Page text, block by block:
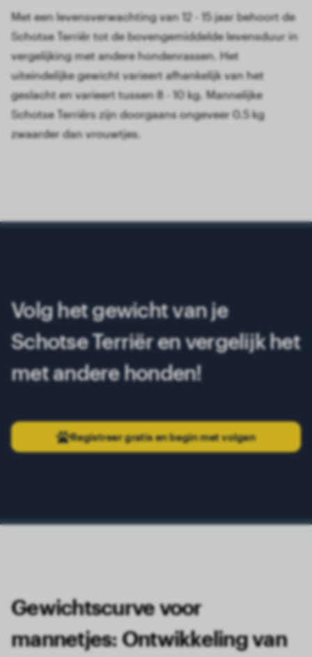
Met een levensverwachting van 12 - 15 jaar behoort de
Schotse Terriër tot de bovengemiddelde levensduur in
vergelijking met andere hondenrassen. Het
uiteindelijke gewicht varieert afhankelijk van het
geslacht en varieert tussen 8 - 10 kg. Mannelijke
Schotse Terriërs zijn doorgaans ongeveer 0.5 kg
zwaarder dan vrouwtjes.
Volg het gewicht van je
Schotse Terriër en vergelijk het
met andere honden!
Registreer gratis en begin met volgen
Gewichtscurve voor
mannetjes: Ontwikkeling van